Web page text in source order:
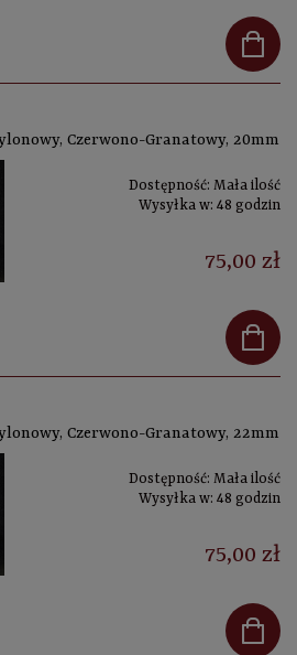
Czerwono-Granatowy, 20mm
Dostępność: Mała ilość
Wysyłka w: 48 godzin
75,00 zł
Czerwono-Granatowy, 22mm
Dostępność: Mała ilość
Wysyłka w: 48 godzin
75,00 zł